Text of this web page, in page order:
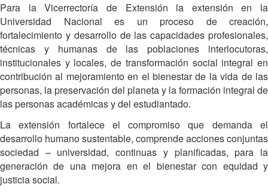
Para la Vicerrectoría de Extensión la extensión en la
Universidad Nacional es un proceso de creación,
fortalecimiento y desarrollo de las capacidades profesionales,
técnicas y humanas de las poblaciones interlocutoras,
institucionales y locales, de transformación social integral en
contribución al mejoramiento en el bienestar de la vida de las
personas, la preservación del planeta y la formación integral de
las personas académicas y del estudiantado.
La extensión fortalece el compromiso que demanda el
desarrollo humano sustentable, comprende acciones conjuntas
sociedad – universidad, continuas y planificadas, para la
generación de una mejora en el bienestar con equidad y
justicia social.